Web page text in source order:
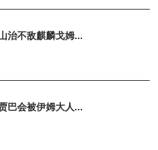
治不敌麒麟戈姆...
巴会被伊姆大人...